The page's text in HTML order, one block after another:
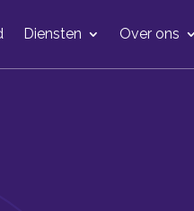
Diensten Over ons